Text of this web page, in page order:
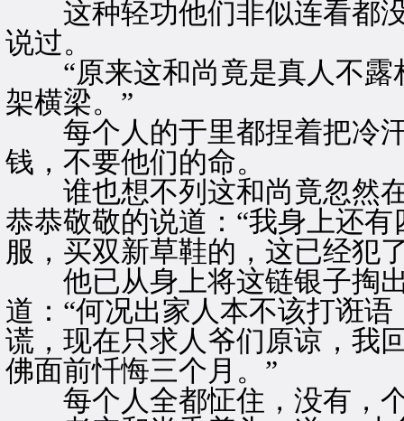
这种轻功他们非似连看都没
说过。
“原来这和尚竟是真人不露
架横梁。”
每个人的于里都捏着把冷汗
钱，不要他们的命。
谁也想不列这和尚竟忽然在
恭恭敬敬的说道：“我身上还
服，买双新草鞋的，这已经犯
他已从身上将这链银子掏出
道：“何况出家人本不该打诳
谎，现在只求人爷们原谅，我
佛面前忏悔三个月。”
每个人全都怔住，没有，